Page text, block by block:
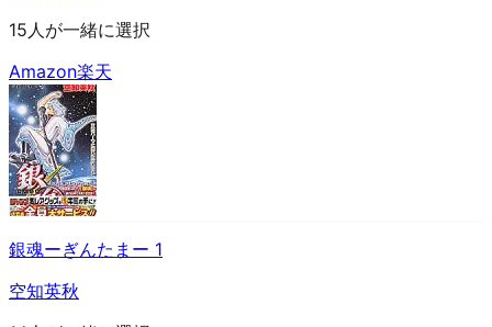
15人が一緒に選択
Amazon楽天
銀魂ーぎんたまー 1
空知英秋